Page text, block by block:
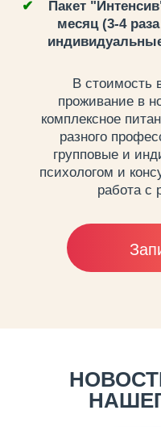
Пакет
месяц (3-4
В стоимость
проживание в
комплексное
разного
групповые и
психологом и
работа с